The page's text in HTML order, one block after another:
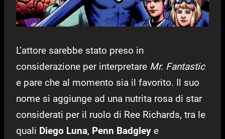
L’attore sarebbe stato preso in
considerazione per interpretare Mr. Fantastic
e pare che al momento sia il favorito. Il suo
nome si aggiunge ad una nutrita rosa di star
considerati per il ruolo di Ree Richards, tra le
quali Diego Luna, Penn Badgley e